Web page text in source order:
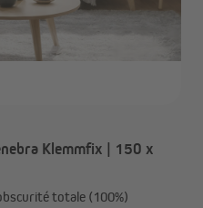
Klemmfix | 150 x
totale (100%)